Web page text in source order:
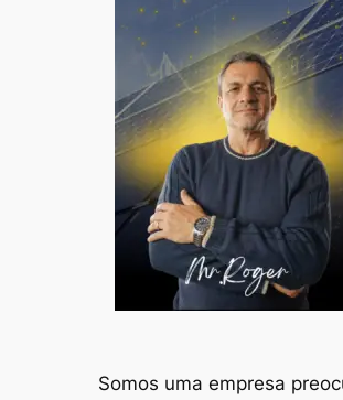
Somos uma empresa